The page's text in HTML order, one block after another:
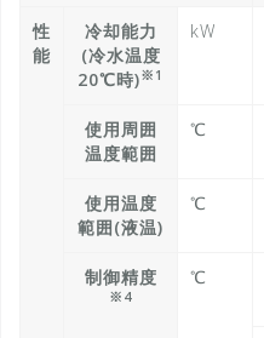
性
能
冷却能力
(冷水温度
20℃時)※1
kW
使用周囲
温度範囲
℃
使用温度
範囲(液温)
℃
制御精度
※4
℃